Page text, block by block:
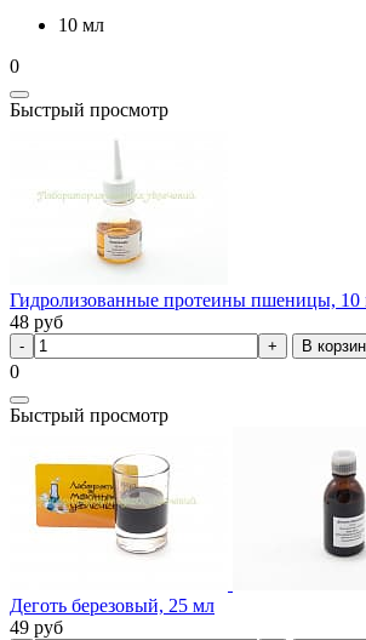
10 мл
0
Быстрый просмотр
Гидролизованные протеины пшеницы, 10
48 руб
В
0
Быстрый просмотр
Деготь березовый, 25 мл
49 руб